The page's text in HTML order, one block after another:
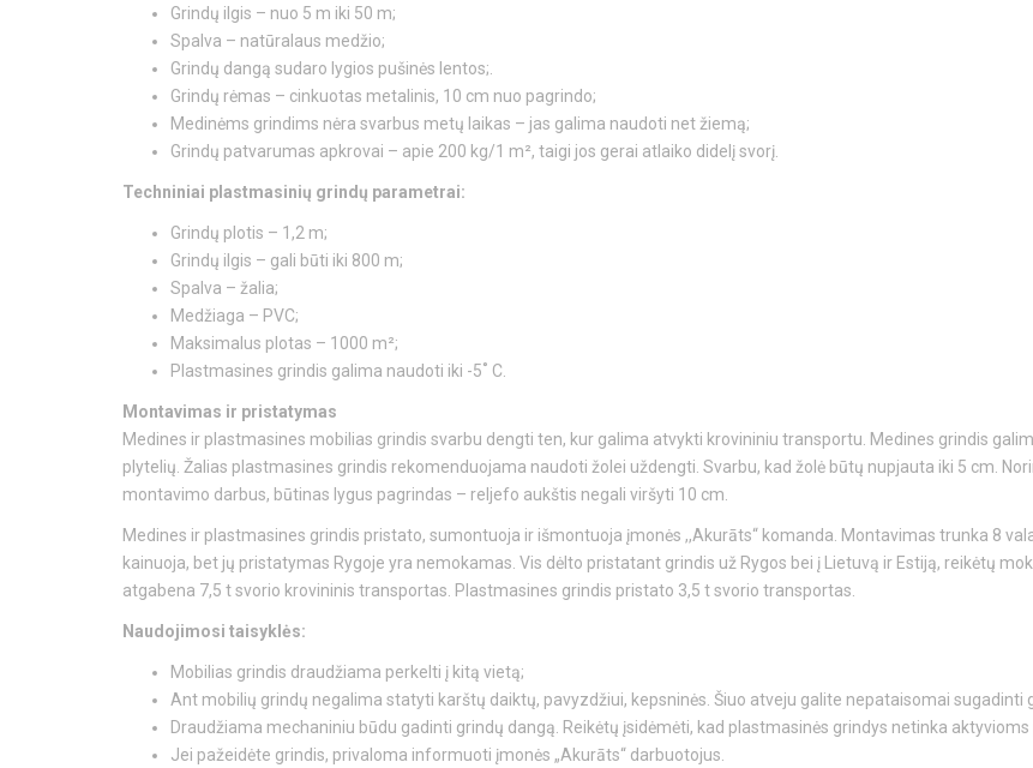
Grindų ilgis – nuo 5 m iki 50 m;
Spalva – natūralaus medžio;
Grindų dangą sudaro lygios pušinės lentos;.
Grindų rėmas – cinkuotas metalinis, 10 cm nuo pagrindo;
Medinėms grindims nėra svarbus metų laikas – jas galima naudoti net žiemą;
Grindų patvarumas apkrovai – apie 200 kg/1 m², taigi jos gerai atlaiko didelį svorį.
Techniniai plastmasinių grindų parametrai:
Grindų plotis – 1,2 m;
Grindų ilgis – gali būti iki 800 m;
Spalva – žalia;
Medžiaga – PVC;
Maksimalus plotas – 1000 m²;
Plastmasines grindis galima naudoti iki -5˚ C.
Montavimas ir pristatymas
Medines ir plastmasines mobilias grindis svarbu dengti ten, kur galima atvykti krovininiu transportu. Medines grindis
plytelių. Žalias plastmasines grindis rekomenduojama naudoti žolei uždengti. Svarbu, kad žolė būtų nupjauta iki 5 cm.
montavimo darbus, būtinas lygus pagrindas – reljefo aukštis negali viršyti 10 cm.
Medines ir plastmasines grindis pristato, sumontuoja ir išmontuoja įmonės ,,Akurāts“ komanda. Montavimas trunka 8
kainuoja, bet jų pristatymas Rygoje yra nemokamas. Vis dėlto pristatant grindis už Rygos bei į Lietuvą ir Estiją, reikėtų
atgabena 7,5 t svorio krovininis transportas. Plastmasines grindis pristato 3,5 t svorio transportas.
Naudojimosi taisyklės:
Mobilias grindis draudžiama perkelti į kitą vietą;
Ant mobilių grindų negalima statyti karštų daiktų, pavyzdžiui, kepsninės. Šiuo atveju galite nepataisomai sugadinti
Draudžiama mechaniniu būdu gadinti grindų dangą. Reikėtų įsidėmėti, kad plastmasinės grindys netinka
Jei pažeidėte grindis, privaloma informuoti įmonės „Akurāts“ darbuotojus.